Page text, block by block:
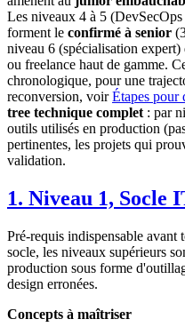
Les niveaux 4 à 5
forment le confirmé à senior
niveau 6 (spécialisation
ou freelance haut de gamme.
chronologique, pour une
reconversion, voirÉtapes pour
tree technique complet : par
outils utilisés en production
pertinentes, les projets qui
validation.
1. Niveau 1, Socle
Pré-requis indispensable avant
socle, les niveaux supérieurs
production sous forme
design erronées.
Concepts à maîtriser